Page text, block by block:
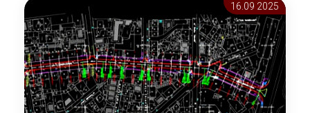
16.09 2025